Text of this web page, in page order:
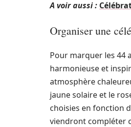
A voir aussi :
Organiser une
Pour marquer les 44
harmonieuse et
atmosphère
jaune solaire et le
choisies en fonction
viendront compléter